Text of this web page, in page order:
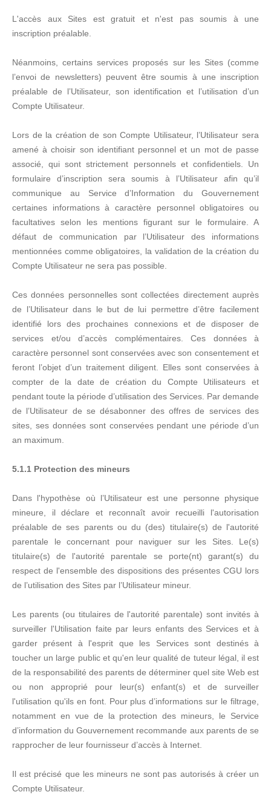
L'accès aux Sites est gratuit et n'est pas soumis à une
inscription préalable.
Néanmoins, certains services proposés sur les Sites (comme
l’envoi de newsletters) peuvent être soumis à une inscription
préalable de l’Utilisateur, son identification et l’utilisation d’un
Compte Utilisateur.
Lors de la création de son Compte Utilisateur, l’Utilisateur sera
amené à choisir son identifiant personnel et un mot de passe
associé, qui sont strictement personnels et confidentiels. Un
formulaire d’inscription sera soumis à l’Utilisateur afin qu’il
communique au Service d’Information du Gouvernement
certaines informations à caractère personnel obligatoires ou
facultatives selon les mentions figurant sur le formulaire. A
défaut de communication par l’Utilisateur des informations
mentionnées comme obligatoires, la validation de la création du
Compte Utilisateur ne sera pas possible.
Ces données personnelles sont collectées directement auprès
de l’Utilisateur dans le but de lui permettre d’être facilement
identifié lors des prochaines connexions et de disposer de
services et/ou d’accès complémentaires. Ces données à
caractère personnel sont conservées avec son consentement et
feront l’objet d’un traitement diligent. Elles sont conservées à
compter de la date de création du Compte Utilisateurs et
pendant toute la période d’utilisation des Services. Par demande
de l’Utilisateur de se désabonner des offres de services des
sites, ses données sont conservées pendant une période d’un
an maximum.
5.1.1 Protection des mineurs
Dans l'hypothèse où l’Utilisateur est une personne physique
mineure, il déclare et reconnaît avoir recueilli l'autorisation
préalable de ses parents ou du (des) titulaire(s) de l'autorité
parentale le concernant pour naviguer sur les Sites. Le(s)
titulaire(s) de l'autorité parentale se porte(nt) garant(s) du
respect de l'ensemble des dispositions des présentes CGU lors
de l’utilisation des Sites par l’Utilisateur mineur.
Les parents (ou titulaires de l'autorité parentale) sont invités à
surveiller l'Utilisation faite par leurs enfants des Services et à
garder présent à l'esprit que les Services sont destinés à
toucher un large public et qu'en leur qualité de tuteur légal, il est
de la responsabilité des parents de déterminer quel site Web est
ou non approprié pour leur(s) enfant(s) et de surveiller
l'utilisation qu'ils en font. Pour plus d’informations sur le filtrage,
notamment en vue de la protection des mineurs, le Service
d’information du Gouvernement recommande aux parents de se
rapprocher de leur fournisseur d’accès à Internet.
Il est précisé que les mineurs ne sont pas autorisés à créer un
Compte Utilisateur.